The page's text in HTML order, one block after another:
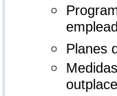
Planes